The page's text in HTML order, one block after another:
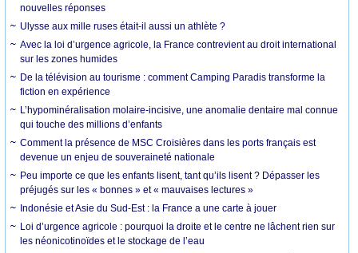
nouvelles réponses
Ulysse aux mille ruses était-il aussi un athlète ?
Avec la loi d’urgence agricole, la France contrevient au droit international
sur les zones humides
De la télévision au tourisme : comment Camping Paradis transforme la
fiction en expérience
L’hypominéralisation molaire-incisive, une anomalie dentaire mal connue
qui touche des millions d’enfants
Comment la présence de MSC Croisières dans les ports français est
devenue un enjeu de souveraineté nationale
Peu importe ce que les enfants lisent, tant qu’ils lisent ? Dépasser les
préjugés sur les « bonnes » et « mauvaises lectures »
Indonésie et Asie du Sud-Est : la France a une carte à jouer
Loi d’urgence agricole : pourquoi la droite et le centre ne lâchent rien sur
les néonicotinoïdes et le stockage de l’eau